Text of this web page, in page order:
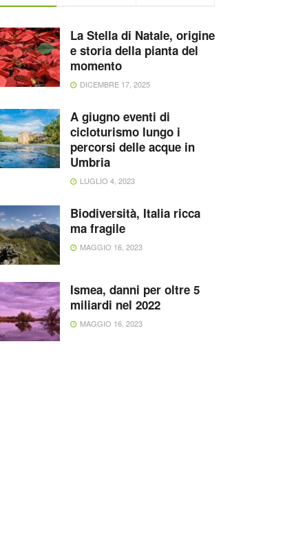
La Stella di Natale, origine
e storia della pianta del
momento
DICEMBRE 17, 2025
A giugno eventi di
cicloturismo lungo i
percorsi delle acque in
Umbria
LUGLIO 4, 2023
Biodiversità, Italia ricca
ma fragile
MAGGIO 16, 2023
Ismea, danni per oltre 5
miliardi nel 2022
MAGGIO 16, 2023